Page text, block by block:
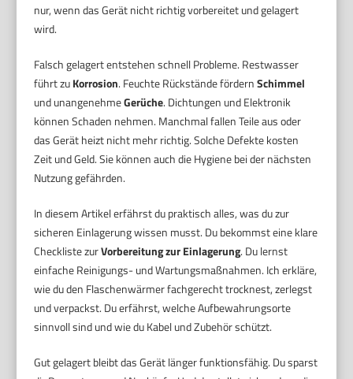
nur, wenn das Gerät nicht richtig vorbereitet und gelagert
wird.
Falsch gelagert entstehen schnell Probleme. Restwasser
führt zuKorrosion. Feuchte Rückstände fördernSchimmel
und unangenehmeGerüche. Dichtungen und Elektronik
können Schaden nehmen. Manchmal fallen Teile aus oder
das Gerät heizt nicht mehr richtig. Solche Defekte kosten
Zeit und Geld. Sie können auch die Hygiene bei der nächsten
Nutzung gefährden.
In diesem Artikel erfährst du praktisch alles, was du zur
sicheren Einlagerung wissen musst. Du bekommst eine klare
Checkliste zurVorbereitung zur Einlagerung. Du lernst
einfache Reinigungs- und Wartungsmaßnahmen. Ich erkläre,
wie du den Flaschenwärmer fachgerecht trocknest, zerlegst
und verpackst. Du erfährst, welche Aufbewahrungsorte
sinnvoll sind und wie du Kabel und Zubehör schützt.
Gut gelagert bleibt das Gerät länger funktionsfähig. Du sparst